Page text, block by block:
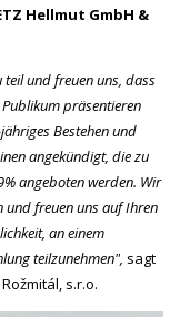
Hellmut GmbH &
und freuen uns, dass
präsentieren
Bestehen und
angekündigt, die zu
angeboten werden. Wir
und freuen uns auf Ihren
an einem
teilzunehmen", sagt
s.r.o.